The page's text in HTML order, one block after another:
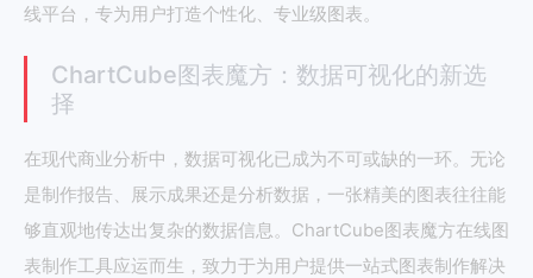
线平台，专为用户打造个性化、专业级图表。
ChartCube图表魔方：数据可视化的新选
择
在现代商业分析中，数据可视化已成为不可或缺的一环。无论
是制作报告、展示成果还是分析数据，一张精美的图表往往能
够直观地传达出复杂的数据信息。ChartCube图表魔方在线图
表制作工具应运而生，致力于为用户提供一站式图表制作解决